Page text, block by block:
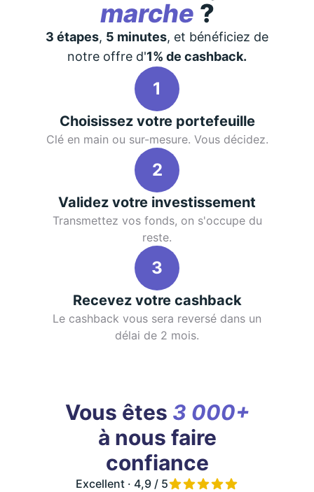
marche ?
3 étapes, 5 minutes, et bénéficiez de
notre offre d'1% de cashback.
1
Choisissez votre portefeuille
Clé en main ou sur-mesure. Vous décidez.
2
Validez votre investissement
Transmettez vos fonds, on s'occupe du
reste.
3
Recevez votre cashback
Le cashback vous sera reversé dans un
délai de 2 mois.
Vous êtes 3 000+
à nous faire
confiance
Excellent · 4,9 / 5